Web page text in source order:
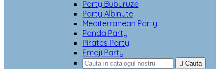
Party Buburuze
Party Albinute
Mediterranean Party
Panda Party
Pirates Party
Emoji Party
 Cauta